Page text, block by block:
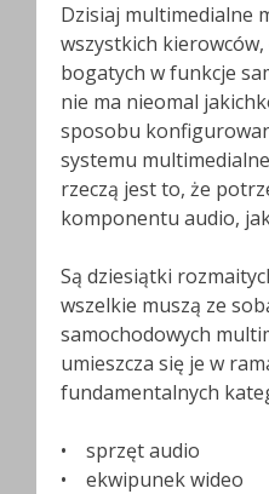
Dzisiaj multimedialne
wszystkich
bogatych w funkcje
nie ma nieomal
sposobu
systemu
rzeczą jest to, że
komponentu audio,
Są dziesiątki
wszelkie muszą ze
samochodowych
umieszcza się je w
fundamentalnych
• sprzęt audio
• ekwipunek wideo